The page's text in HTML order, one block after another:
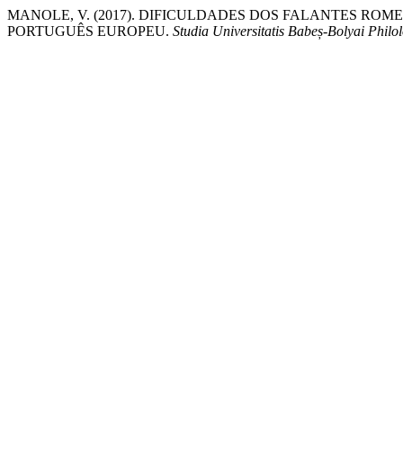
MANOLE, V. (2017). DIFICULDADES DOS FALANTES
PORTUGUÊS EUROPEU. Studia Universitatis Babeș-Bolyai